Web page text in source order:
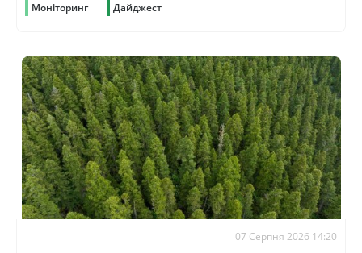
Моніторинг Дайджест
07 Серпня 2026 14:20